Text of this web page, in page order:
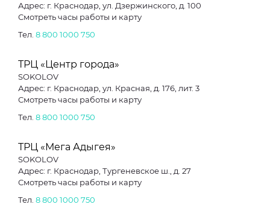
Адрес: г. Краснодар, ул. Дзержинского, д. 100
Смотреть часы работы и карту
Тел. 8 800 1000 750
ТРЦ «Центр города»
SOKOLOV
Адрес: г. Краснодар, ул. Красная, д. 176, лит. 3
Смотреть часы работы и карту
Тел. 8 800 1000 750
ТРЦ «Мега Адыгея»
SOKOLOV
Адрес: г. Краснодар, Тургеневское ш., д. 27
Смотреть часы работы и карту
Тел. 8 800 1000 750